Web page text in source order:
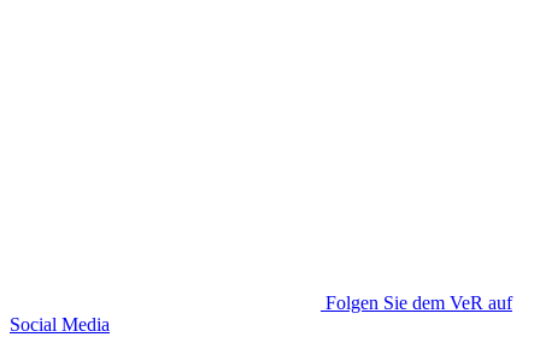
Folgen Sie dem VeR auf
Social Media